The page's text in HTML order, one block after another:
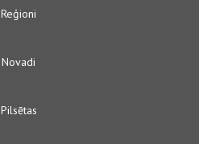
Reģioni
Novadi
Pilsētas